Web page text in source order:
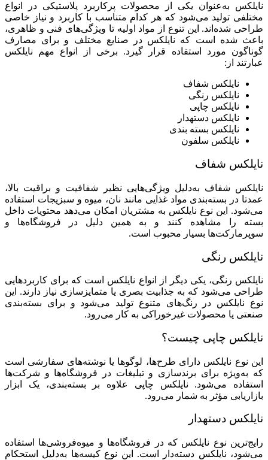
نایلکس به‌عنوان یکی از محصولات پرکاربرد پلاستیکی در انواع
مختلفی تولید می‌شود که هر کدام متناسب با کاربرد و نیاز خاصی
طراحی شده‌اند. این تنوع از مواد اولیه تا ویژگی‌های فنی و ظاهری،
باعث شده است که نایلکس در صنایع مختلف و برای مصارف
گوناگون مورد استفاده قرار گیرد. برخی از انواع مهم نایلکس
عبارتند از:
نایلکس شفاف
نایلکس رنگی
نایلکس چاپی
نایلکس دستهدار
نایلکس بسته بندی
نایلکس سلفون
نایلکس شفاف
نایلکس شفاف به‌دلیل ویژگی‌هایی نظیر شفافیت و براقیت بالا،
عمدتا در بسته‌بندی مواد غذایی مانند نان، میوه و سبزیجات استفاده
می‌شود. این نوع نایلکس به مشتریان امکان می‌دهد محتویات داخل
بسته را مشاهده کنند و به همین دلیل در فروشگاه‌ها و
سوپرمارکت‌ها بسیار محبوب است.
نایلکس رنگی
نایلکس رنگی، یکی دیگر از انواع نایلکس است که برای کاربردهایی
طراحی می‌شود که به جذابیت بصری یا متمایزسازی نیاز دارند. این
نوع نایلکس در رنگ‌های متنوع تولید می‌شود و برای بسته‌بندی
صنعتی یا محصولات غیرخوراکی به کار می‌رود.
نایلکس چاپی چیست؟
این نوع نایلکس دارای طرح‌ها، لوگوها یا نوشته‌های سفارشی است
که به‌ویژه برای برندسازی و تبلیغات در فروشگاه‌ها و شرکت‌ها
استفاده می‌شود. نایلکس چاپی علاوه بر بسته‌بندی، یک ابزار
بازاریابی مؤثر به شمار می‌رود.
نایلکس دستهدار
رایج‌ترین نوع نایلکس که در فروشگاه‌ها و میوه‌فروشی‌ها استفاده
می‌شود، نایلکس دسته‌دار است. این نوع کیسه‌ها به‌دلیل استحکام